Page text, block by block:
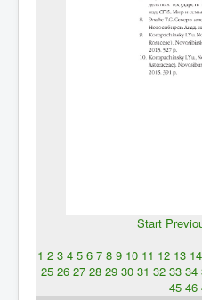
Start
1 2 3 4 5 6 7 8 9 10 11 12 13 14
25 26 27 28 29 30 31 32 33 34
45 46